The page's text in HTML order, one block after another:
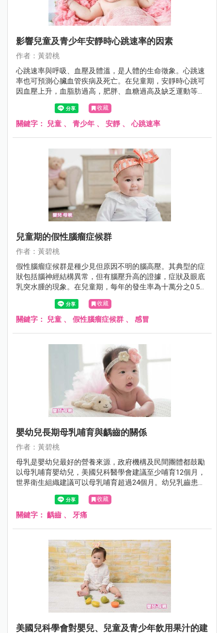
影響兒童及青少年安靜時心跳速率的因素
作者：黃碧桃
心跳速率與呼吸、血壓及體溫，是人體的生命徵象。心跳速
率也可預測心臟血管疾病及死亡。在兒童期，安靜時心跳可
因血壓上升，血脂肪過高，肥胖、血糖過高及缺乏運動等因
素而加快，男女童安靜時心跳速率不同，且隨年齡成長而漸
收藏
關鍵字： 兒童 、 青少年 、 安靜 、心跳速率
兒童期的假性腦瘤症候群
作者：黃碧桃
假性腦瘤症候群是種少見但原因不明的腦高壓。其典型的症
狀包括腦神經結構異常，但有腦壓升高的證據，症狀及眼底
乳突水腫的現象。在兒童期，每年的發生率為十萬分之0.5～
收藏
關鍵字： 兒童 、 假性腦瘤症候群 、 感冒
嬰幼兒長期母乳哺育與齲齒的關係
作者：黃碧桃
母乳是嬰幼兒最好的營養來源，政府機構及民間團體都鼓勵
以母乳哺育嬰幼兒，美國兒科醫學會建議至少哺育12個月，
世界衛生組織建議可以母乳哺育超過24個月。幼兒乳齒患齲
齒的機率是9%，常會引起牙痛，並影響兒童及其家長日常生
活。但以母乳哺育與齲齒的關係，值得研究。
收藏
關鍵字： 齲齒 、 牙痛
美國兒科學會對嬰兒、兒童及青少年飲用果汁的建